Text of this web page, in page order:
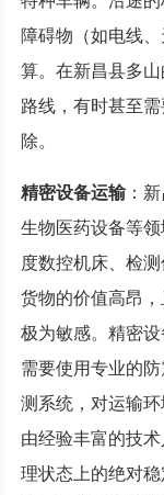
障碍物（如电线
算。在新昌县多
路线，有时甚至
除。
精密设备运输：
生物医药设备等
度数控机床、检
货物的价值高昂
极为敏感。精密
需要使用专业的
测系统，对运输
由经验丰富的技
理状态上的绝对